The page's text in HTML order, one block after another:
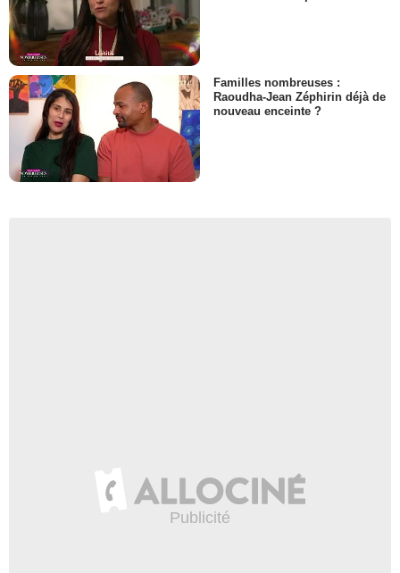
Familles nombreuses :
Raoudha-Jean Zéphirin déjà de
nouveau enceinte ?